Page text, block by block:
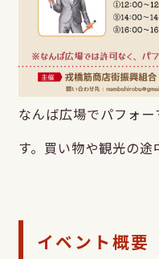
なんば広場でパフォ
す。買い物や観光の
イベント概要